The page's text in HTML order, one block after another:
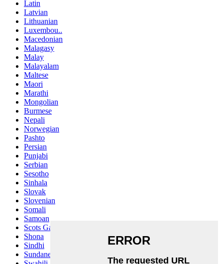
Latin
Latvian
Lithuanian
Luxembou..
Macedonian
Malagasy
Malay
Malayalam
Maltese
Maori
Marathi
Mongolian
Burmese
Nepali
Norwegian
Pashto
Persian
Punjabi
Serbian
Sesotho
Sinhala
Slovak
Slovenian
Somali
Samoan
Scots Gaelic
Shona
Sindhi
Sundanese